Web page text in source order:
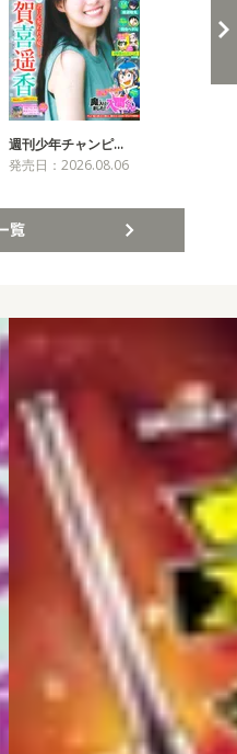
週刊少年チャンピ…
発売日：2026.08.06